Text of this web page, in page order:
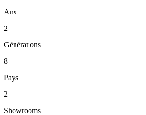
Ans
2
Générations
8
Pays
2
Showrooms